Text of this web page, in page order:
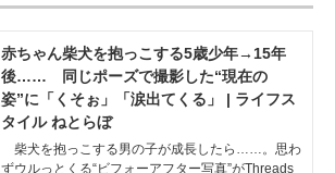
赤ちゃん柴犬を抱っこする5歳少年→15年
後…… 同じポーズで撮影した“現在の
姿”に「くそぉ」「涙出てくる」 | ライフス
タイル ねとらぼ
柴犬を抱っこする男の子が成長したら……。思わ
ずウルっとくる“ビフォーアフター写真”がThreads